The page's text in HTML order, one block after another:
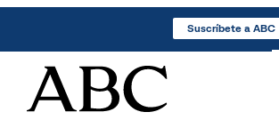
Suscríbete a ABC